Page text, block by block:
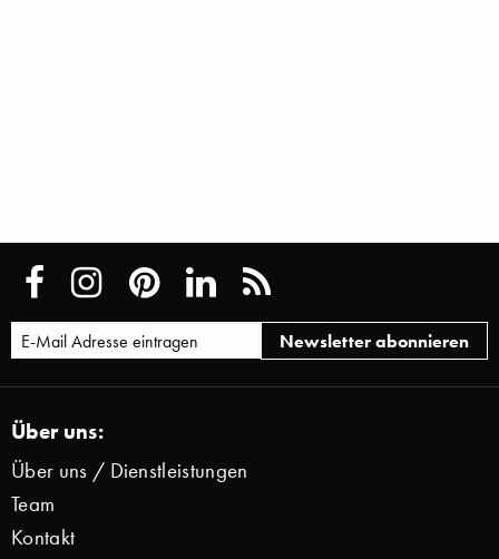
Über uns:
Über uns / Dienstleistungen
Team
Kontakt